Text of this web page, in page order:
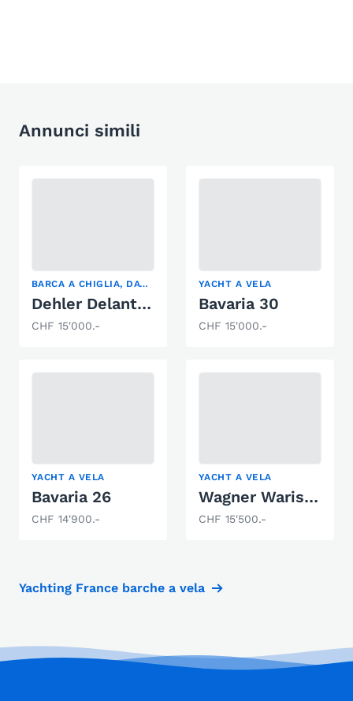
Annunci simili
BARCA A CHIGLIA, DAYSAILER, YACHT A VELA
Dehler Delanta 80 AK
CHF 15'000.-
YACHT A VELA
Bavaria 30
CHF 15'000.-
YACHT A VELA
Bavaria 26
CHF 14'900.-
YACHT A VELA
Wagner Warisa 830
CHF 15'500.-
Yachting France barche a vela